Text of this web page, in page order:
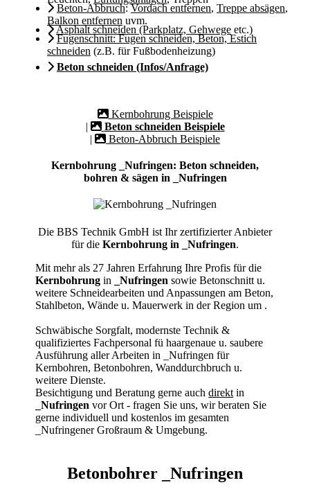
Beton-Abbruch:Vordach entfernen, Treppe absägen,
Balkon entfernen uvm.
Asphalt schneiden (Parkplatz, Gehwege etc.)
Fugenschnitt: Fugen schneiden, Beton, Estich
schneiden (z.B. für Fußbodenheizung)
Beton schneiden (Infos/Anfrage)
Kernbohrung Beispiele
|
Beton schneiden Beispiele
|
Beton-Abbruch Beispiele
Kernbohrung _Nufringen: Beton schneiden,
bohren & sägen in _Nufringen
Die BBS Technik GmbH ist Ihr zertifizierter Anbieter
für die Kernbohrung in _Nufringen.
Mit mehr als 27 Jahren Erfahrung Ihre Profis für die
Kernbohrung in _Nufringen sowie Betonschnitt u.
weitere Schneidearbeiten und Anpassungen am Beton,
Stahlbeton, Wände u. Mauerwerk in der Region um .
Schwäbische Sorgfalt, modernste Technik &
qualifiziertes Fachpersonalfü haargenaue u. saubere
Ausführung aller Arbeitenin _Nufringen für
Kernbohren, Betonbohren, Wanddurchbruch u.
weitere Dienste.
Besichtigung und Beratung gerne auchdirekt in
_Nufringen vor Ort - fragen Sie uns, wir beraten Sie
gerne individuell und kostenlos im gesamten
_Nufringener Großraum & Umgebung.
Betonbohrer _Nufringen